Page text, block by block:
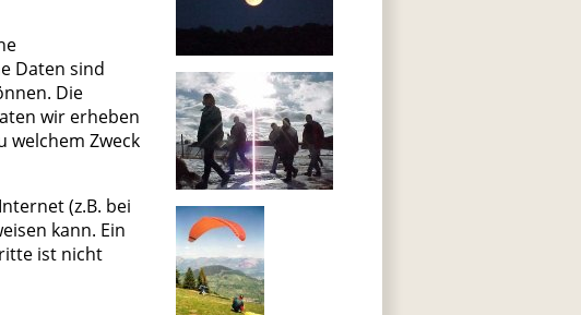
Daten sind
Die
wir erheben
welchem Zweck
(z.B. bei
kann. Ein
ist nicht